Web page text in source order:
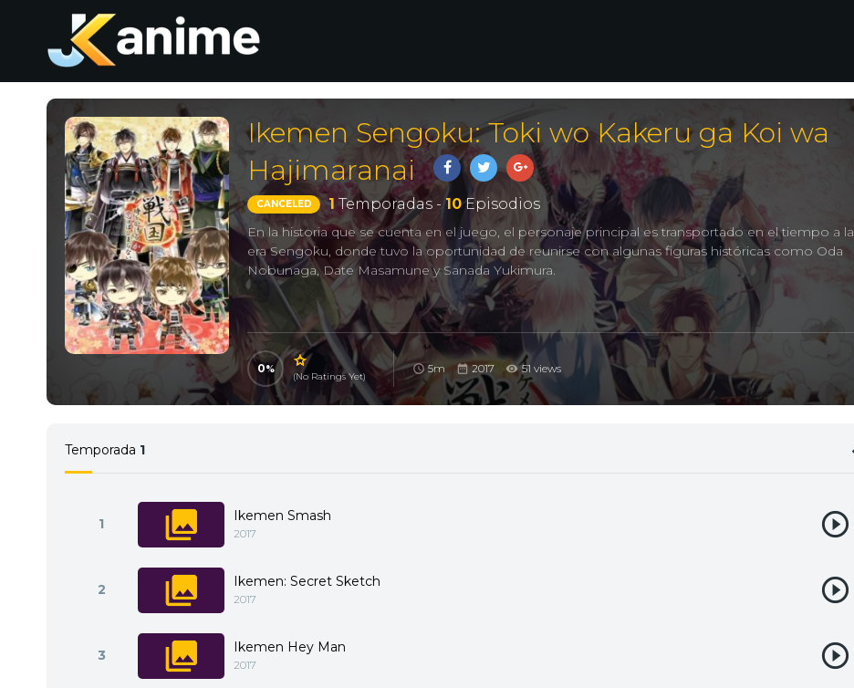
Ikemen Sengoku: Toki wo Kakeru ga Koi wa
Hajimaranai
CANCELED 1Temporadas -10Episodios
En la historia que se cuenta en el juego, el personaje principal es transportado en el tiempo a la
era Sengoku, donde tuvo la oportunidad de reunirse con algunas figuras históricas como Oda
Nobunaga, Date Masamune y Sanada Yukimura.
0
(No Ratings Yet)
5m 2017 51 views
Temporada 1
1 Ikemen Smash
2017
2 Ikemen: Secret Sketch
2017
3 Ikemen Hey Man
2017